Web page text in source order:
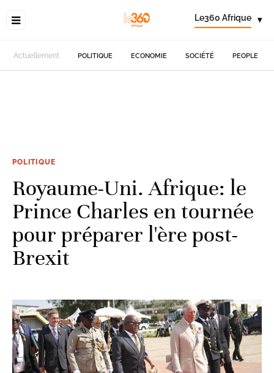
Le360 Afrique ▾
Actuellement POLITIQUE ECONOMIE SOCIÉTÉ PEOPLE
POLITIQUE
Royaume-Uni. Afrique: le
Prince Charles en tournée
pour préparer l'ère post-
Brexit